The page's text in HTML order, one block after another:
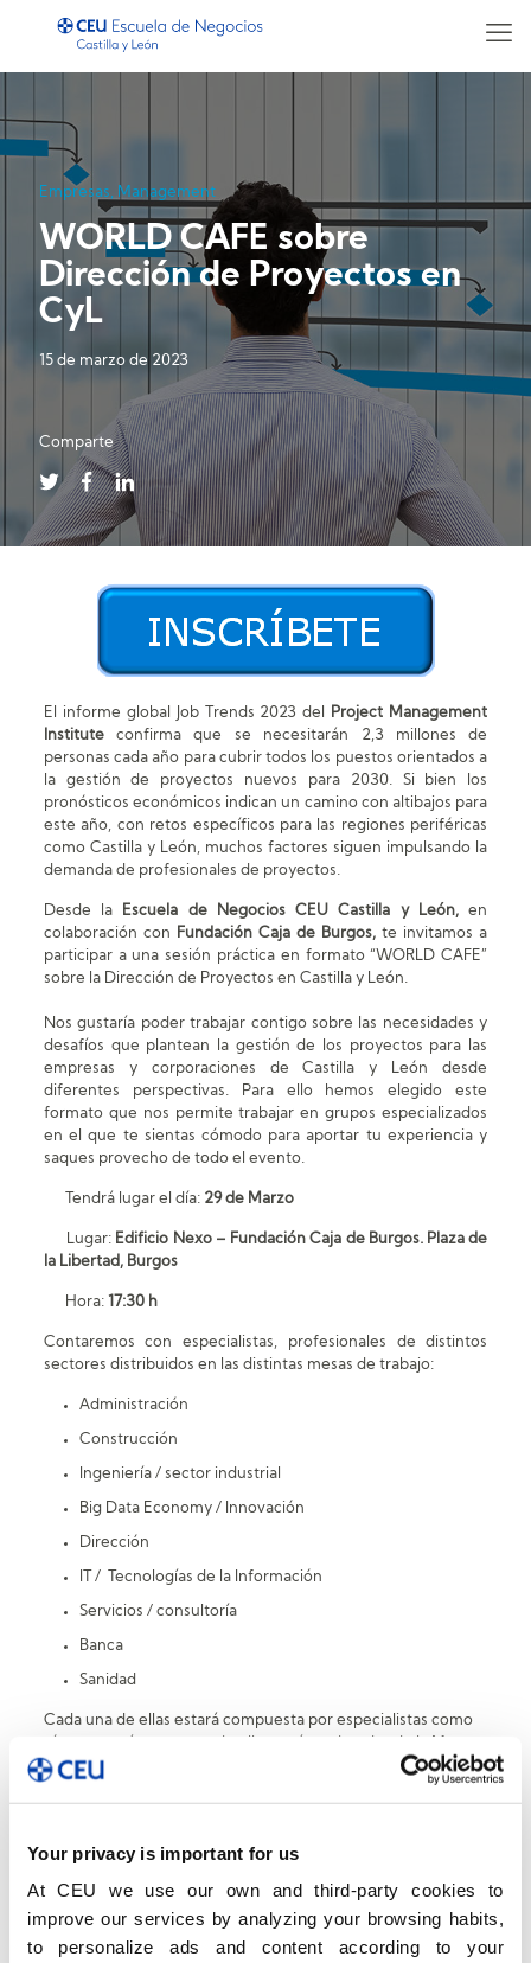
Your privacy is important for us
At CEU we use our own and third-party cookies to
improve our services by analyzing your browsing habits,
to personalize ads and content according to your
Empresas, Management
WORLD CAFE sobre
Dirección de Proyectos en
CyL
15 de marzo de 2023
Comparte
El informe global Job Trends 2023 del
Project Management
Instituteconfirma que se necesitarán 2,3 millones de
personas cada año para cubrir todos los puestos orientados a
la gestión de proyectos nuevos para 2030. Si bien los
pronósticos económicos indican un camino con altibajos para
este año, con retos específicos para las regiones periféricas
como Castilla y León, muchos factores siguen impulsando la
demanda de profesionales de proyectos.
Desde la Escuela de Negocios CEU Castilla y León,en
colaboración con
Fundación Caja de Burgos, te invitamos a
participar a una sesión práctica en formato “WORLD CAFE”
sobre la Dirección de Proyectos en Castilla y León.
Nos gustaría poder trabajar contigo sobre las necesidades y
desafíos que plantean la gestión de los proyectos para las
empresas y corporaciones de Castilla y León desde
diferentes perspectivas. Para ello hemos elegido este
formato que nos permite trabajar en grupos especializados
en el que te sientas cómodo para aportar tu experiencia y
saques provecho de todo el evento.
Tendrá lugar el día: 29 de Marzo
Lugar: Edificio Nexo – Fundación Caja de Burgos. Plaza de
la Libertad, Burgos
Hora: 17:30 h
Contaremos con especialistas, profesionales de distintos
sectores distribuidos en las distintas mesas de trabajo:
Administración
Construcción
Ingeniería / sector industrial
Big Data Economy / Innovación
Dirección
IT / Tecnologías de la Información
Servicios / consultoría
Banca
Sanidad
Cada una de ellas estará compuesta por especialistas como
Entre los temas que abordaremos y sobre los que
trabajaremos en las Mesas están:
METODOLOGÍAS y cultura de gestión por proyectos.
Impacto de la
y la Digitalización de las
CULTURA
y Estructura organizacional que favorezcan el